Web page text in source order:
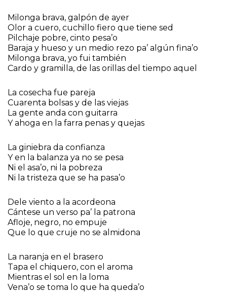
Milonga brava, galpón de ayer
Olor a cuero, cuchillo fiero que tiene sed
Pilchaje pobre, cinto pesa’o
Baraja y hueso y un medio rezo pa’ algún fina’o
Milonga brava, yo fui también
Cardo y gramilla, de las orillas del tiempo aquel
La cosecha fue pareja
Cuarenta bolsas y de las viejas
La gente anda con guitarra
Y ahoga en la farra penas y quejas
La giniebra da confianza
Y en la balanza ya no se pesa
Ni el asa’o, ni la pobreza
Ni la tristeza que se ha pasa’o
Dele viento a la acordeona
Cántese un verso pa’ la patrona
Afloje, negro, no empuje
Que lo que cruje no se almidona
La naranja en el brasero
Tapa el chiquero, con el aroma
Mientras el sol en la loma
Vena’o se toma lo que ha queda’o